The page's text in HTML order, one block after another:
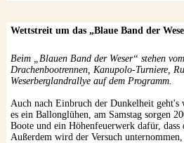
Wettstreit um das „Blaue Band der
Beim „Blauen Band der Weser“ stehen
Drachenbootrennen, Kanupolo-Turniere,
Weserberglandrallye auf dem Programm.
Auch nach Einbruch der Dunkelheit
es ein Ballonglühen, am Samstag sorgen
Boote und ein Höhenfeuerwerk dafür, dass
Außerdem wird der Versuch unternommen,